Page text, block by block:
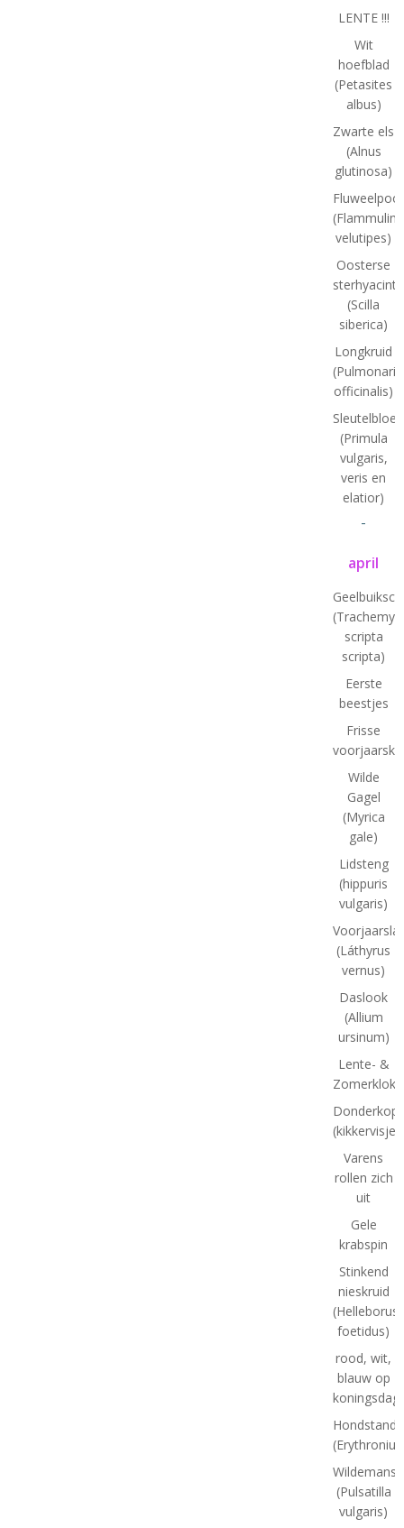
LENTE !!!
Wit
hoefblad
(Petasites
albus)
Zwarte els
(Alnus
glutinosa)
(Flammulina
velutipes)
Oosterse
sterhyacint
(Scilla
siberica)
Longkruid
(Pulmonaria
officinalis)
(Primula
vulgaris,
veris en
elatior)
-
april
(Trachemys
scripta
scripta)
Eerste
beestjes
Frisse
Wilde
Gagel
(Myrica
gale)
Lidsteng
(hippuris
vulgaris)
(Láthyrus
vernus)
Daslook
(Allium
ursinum)
Lente- &
Varens
rollen zich
uit
Gele
krabspin
Stinkend
nieskruid
(Helleborus
foetidus)
rood, wit,
blauw op
koningsdag
Hondstand
(Pulsatilla
vulgaris)